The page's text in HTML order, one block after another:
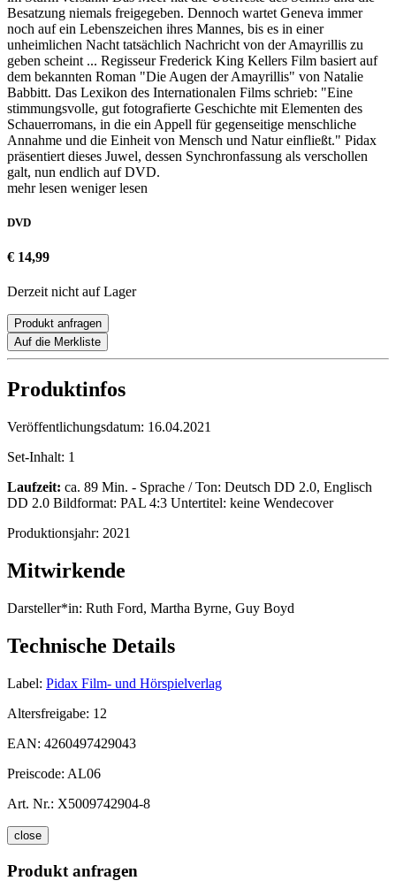
Besatzung niemals freigegeben. Dennoch wartet Geneva immer
noch auf ein Lebenszeichen ihres Mannes, bis es in einer
unheimlichen Nacht tatsächlich Nachricht von der Amayrillis zu
geben scheint ... Regisseur Frederick King Kellers Film basiert auf
dem bekannten Roman "Die Augen der Amayrillis" von Natalie
Babbitt. Das Lexikon des Internationalen Films schrieb: "Eine
stimmungsvolle, gut fotografierte Geschichte mit Elementen des
Schauerromans, in die ein Appell für gegenseitige menschliche
Annahme und die Einheit von Mensch und Natur einfließt." Pidax
präsentiert dieses Juwel, dessen Synchronfassung als verschollen
galt, nun endlich auf DVD.
mehr lesen weniger lesen
DVD
€ 14,99
Derzeit nicht auf Lager
Produkt anfragen
Auf die Merkliste
Produktinfos
Veröffentlichungsdatum: 16.04.2021
Set-Inhalt: 1
Laufzeit: ca. 89 Min. - Sprache / Ton: Deutsch DD 2.0, Englisch
DD 2.0 Bildformat: PAL 4:3 Untertitel: keine Wendecover
Produktionsjahr: 2021
Mitwirkende
Darsteller*in: Ruth Ford, Martha Byrne, Guy Boyd
Technische Details
Label: Pidax Film- und Hörspielverlag
Altersfreigabe: 12
EAN: 4260497429043
Preiscode: AL06
Art. Nr.: X5009742904-8
close
Produkt anfragen